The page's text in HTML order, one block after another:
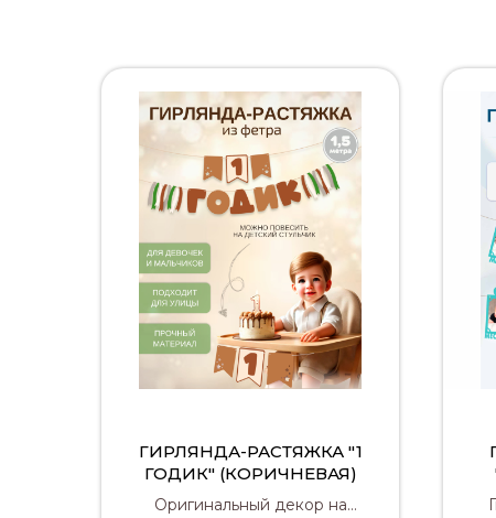
ГИРЛЯНДА-РАСТЯЖКА "1
ГОДИК" (КОРИЧНЕВАЯ)
Оригинальный декор на